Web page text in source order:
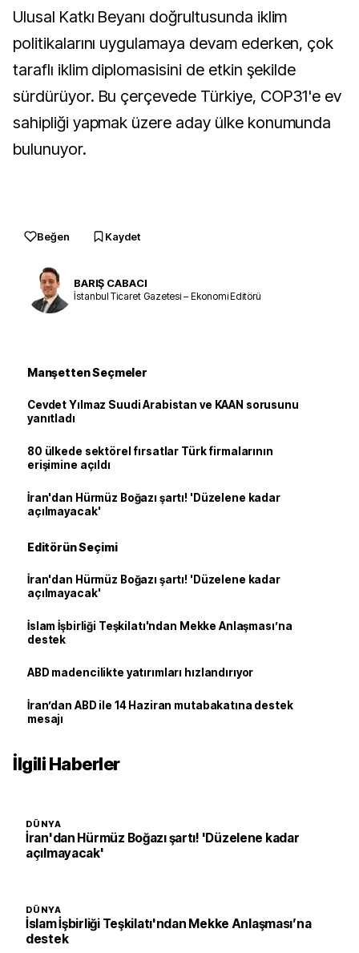
Ulusal Katkı Beyanı doğrultusunda iklim
politikalarını uygulamaya devam ederken, çok
taraflı iklim diplomasisini de etkin şekilde
sürdürüyor. Bu çerçevede Türkiye, COP31'e ev
sahipliği yapmak üzere aday ülke konumunda
bulunuyor.
Beğen Kaydet
BARIŞ CABACI
İstanbul Ticaret Gazetesi – Ekonomi Editörü
Manşetten Seçmeler
Cevdet Yılmaz Suudi Arabistan ve KAAN sorusunu
yanıtladı
80 ülkede sektörel fırsatlar Türk firmalarının
erişimine açıldı
İran'dan Hürmüz Boğazı şartı! 'Düzelene kadar
açılmayacak'
Editörün Seçimi
İran'dan Hürmüz Boğazı şartı! 'Düzelene kadar
açılmayacak'
İslam İşbirliği Teşkilatı'ndan Mekke Anlaşması’na
destek
ABD madencilikte yatırımları hızlandırıyor
İran’dan ABD ile 14 Haziran mutabakatına destek
mesajı
İlgili Haberler
DÜNYA
İran'dan Hürmüz Boğazı şartı! 'Düzelene kadar
açılmayacak'
DÜNYA
İslam İşbirliği Teşkilatı'ndan Mekke Anlaşması’na
destek